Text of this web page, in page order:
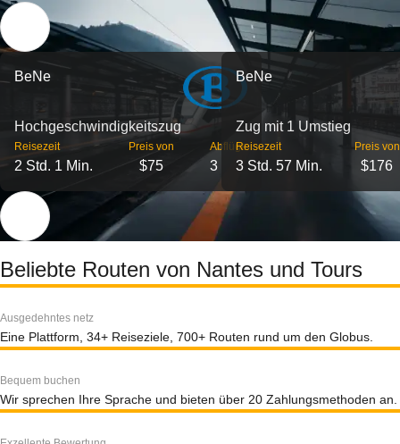
BeNe
Hochgeschwindigkeitszug
Reisezeit
2 Std. 1 Min.
Preis von
$75
Abflüge
3
BeNe
Zug mit 1 Umstieg
Reisezeit
3 Std. 57 Min.
Preis von
$176
Beliebte Routen von Nantes und Tours
Ausgedehntes netz
Eine Plattform, 34+ Reiseziele, 700+ Routen rund um den Globus.
Bequem buchen
Wir sprechen Ihre Sprache und bieten über 20 Zahlungsmethoden an.